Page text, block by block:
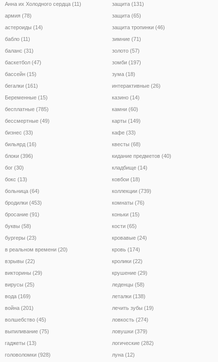
Анна их Холодного сердца (11)
армия (78)
астероиды (14)
бабло (11)
баланс (31)
баскетбол (47)
бассейн (15)
бегалки (161)
Беременные (15)
бесплатные (785)
бессмертные (49)
бизнес (33)
бильярд (16)
блоки (396)
бог (30)
бокс (13)
больница (64)
бродилки (453)
бросание (91)
буквы (58)
бургеры (23)
в реальном времени (20)
взрывы (22)
викторины (29)
вирусы (25)
вода (169)
война (201)
волшебство (45)
выпиливание (75)
гаджеты (13)
головоломки (928)
защита (131)
защита (65)
защита тропинки (46)
зимние (71)
золото (57)
зомби (197)
зума (18)
интерактивные (26)
казино (14)
камни (60)
карты (149)
кафе (33)
квесты (68)
кидание предметов (40)
кладбище (14)
ковбои (18)
коллекции (739)
комнаты (76)
коньки (15)
кости (65)
кровавые (24)
кровь (174)
кролики (22)
крушение (29)
леденцы (58)
леталки (138)
лечить зубы (19)
ловкость (274)
ловушки (379)
логические (282)
луна (12)